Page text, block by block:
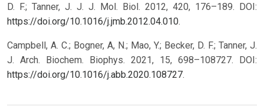
D. F.; Tanner, J. J. J. Mol. Biol. 2012, 420, 176–189. DOI:
https://doi.org/10.1016/j.jmb.2012.04.010.
Campbell, A. C.; Bogner, A, N.; Mao, Y.; Becker, D. F.; Tanner, J.
J. Arch. Biochem. Biophys. 2021, 15, 698–108727. DOI:
https://doi.org/10.1016/j.abb.2020.108727.